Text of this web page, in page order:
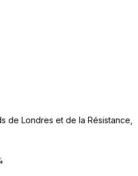
de Londres et de la Résistance,